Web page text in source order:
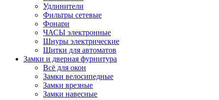
Удлинители
Фильтры сетевые
Фонари
ЧАСЫ электронные
Шнуры электрические
Щитки для автоматов
Замки и дверная фурнитура
Всё для окон
Замки велосипедные
Замки врезные
Замки навесные